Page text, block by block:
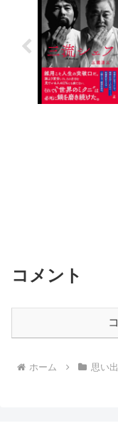
コメント
ホーム 思い出